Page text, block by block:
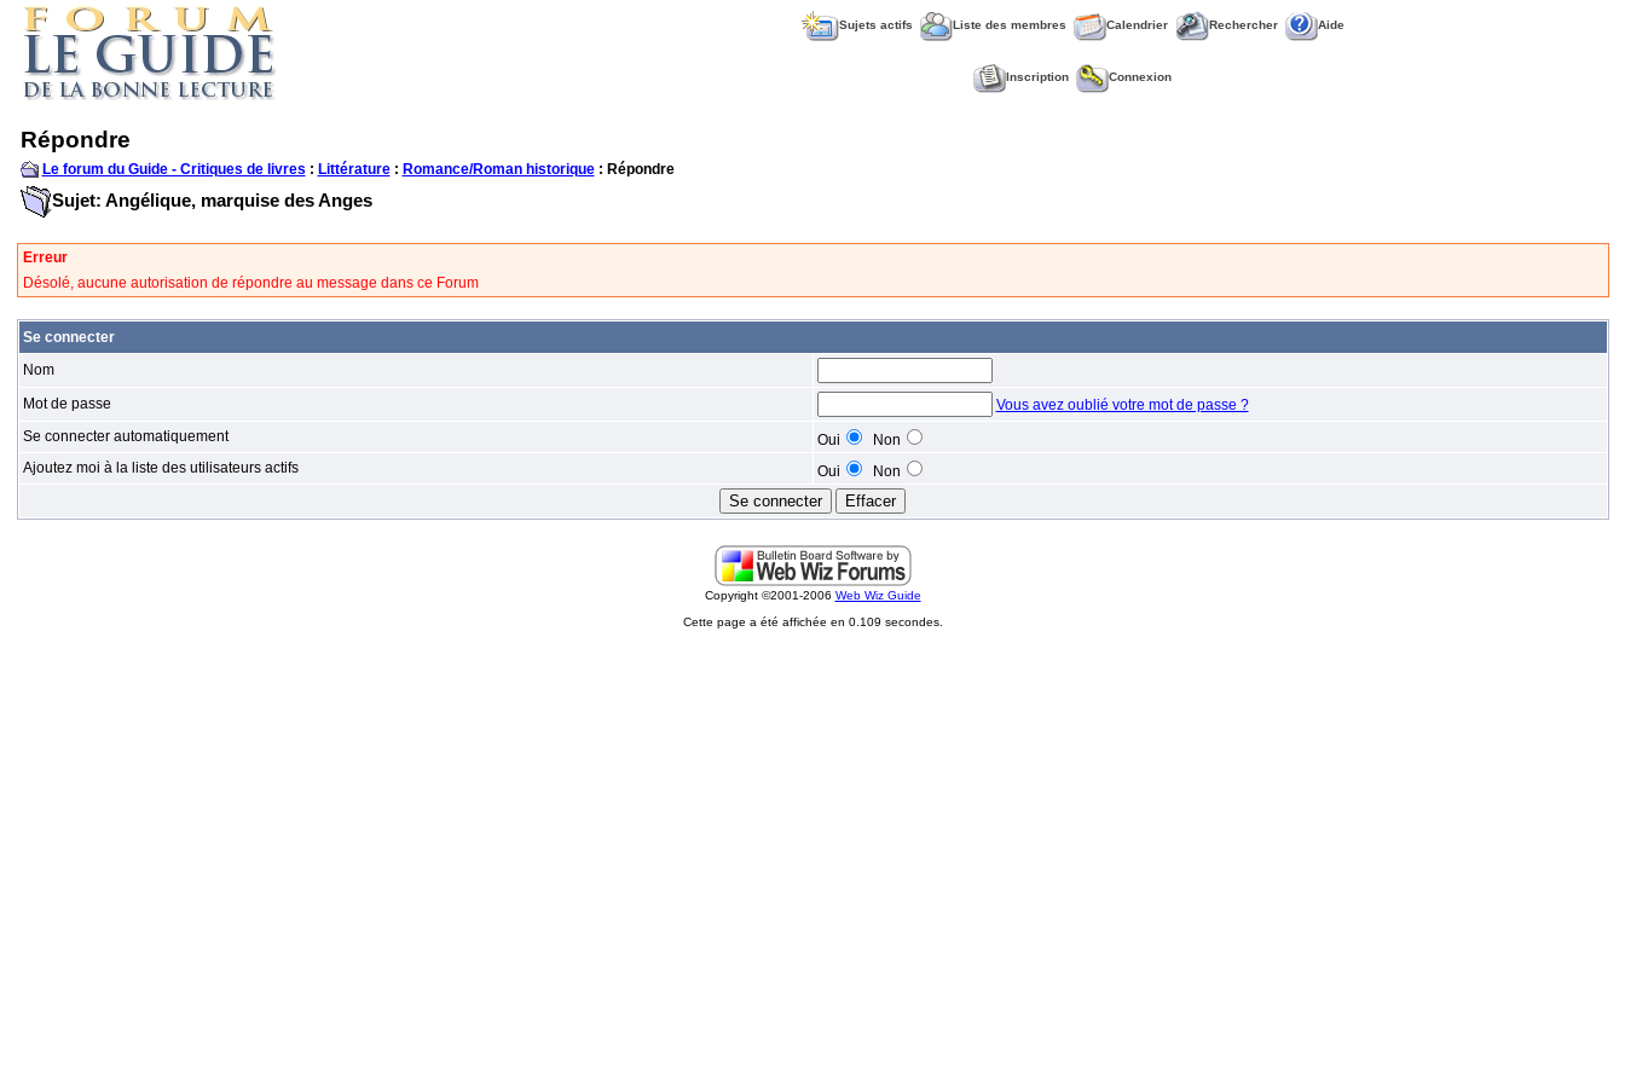
Sujets actifs Liste des membres Calendrier Rechercher Aide
Inscription Connexion
Répondre
Le forum du Guide - Critiques de livres : Littérature: Romance/Roman historique: Répondre
Sujet: Angélique, marquise des Anges
Erreur
Désolé, aucune autorisation de répondre au message dans ce Forum
Se connecter
Nom
Mot de passe
Vous avez oublié votre mot de passe ?
Se connecter automatiquement
Oui
Non
Ajoutez moi à la liste des utilisateurs actifs
Oui Non
Copyright ©2001-2006 Web Wiz Guide
Cette page a été affichée en 0.109 secondes.